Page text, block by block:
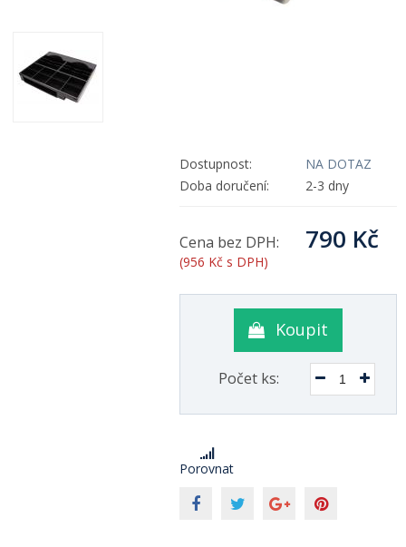
Dostupnost:
NA DOTAZ
Doba doručení:
2-3 dny
Cena bez DPH: 790 Kč
(956 Kč s DPH)
Koupit
Počet ks:
Porovnat